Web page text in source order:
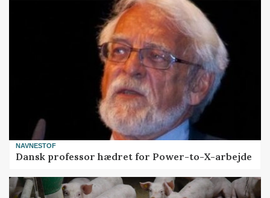
NAVNESTOF
Dansk professor hædret for Power-to-X-arbejde